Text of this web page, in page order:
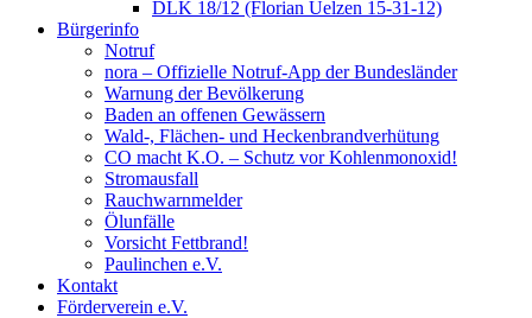
DLK 18/12 (Florian Uelzen 15-31-12)
Bürgerinfo
Notruf
nora – Offizielle Notruf-App der Bundesländer
Warnung der Bevölkerung
Baden an offenen Gewässern
Wald-, Flächen- und Heckenbrandverhütung
CO macht K.O. – Schutz vor Kohlenmonoxid!
Stromausfall
Rauchwarnmelder
Ölunfälle
Vorsicht Fettbrand!
Paulinchen e.V.
Kontakt
Förderverein e.V.